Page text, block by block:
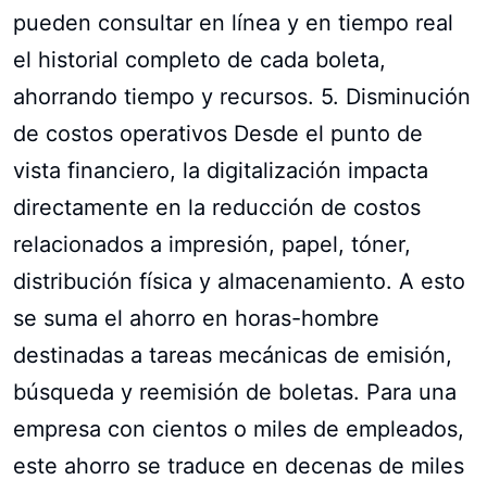
pueden consultar en línea y en tiempo real
el historial completo de cada boleta,
ahorrando tiempo y recursos. 5. Disminución
de costos operativos Desde el punto de
vista financiero, la digitalización impacta
directamente en la reducción de costos
relacionados a impresión, papel, tóner,
distribución física y almacenamiento. A esto
se suma el ahorro en horas-hombre
destinadas a tareas mecánicas de emisión,
búsqueda y reemisión de boletas. Para una
empresa con cientos o miles de empleados,
este ahorro se traduce en decenas de miles